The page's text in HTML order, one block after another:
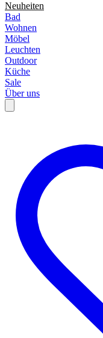
Neuheiten
Bad
Wohnen
Möbel
Leuchten
Outdoor
Küche
Sale
Über uns